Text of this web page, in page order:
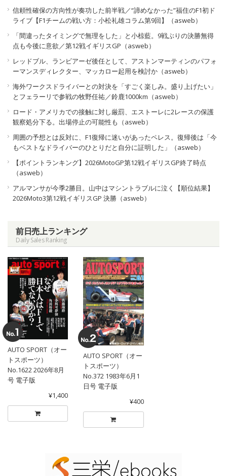
信頼性確保の方向性が奏功した前半戦／“諦めなかった”福住のF1初ド
ライブ【F1チームの戦い方：小松礼雄コラム第9回】（asweb）
「間違ったタイミングで無理をした」と小椋藍。9戦ぶりの決勝無得
点も今後に意欲／第12戦イギリスGP（asweb）
レッドブル、ランビアーゼ後任として、アストンマーティンのパフォ
ーマンスディレクター、マッカロー起用を検討か（asweb）
海外ワークスドライバーとの対決を「すごく楽しみ。盛り上げたい」
とフェラーリで参戦の牧野任祐／鈴鹿1000km（asweb）
ロード・アメリカでの接触に対し厳罰、エストーレに2レースの保護
観察処分下る。出場停止の可能性も（asweb）
周囲の予想とは反対に、F1復帰に迷いがあったペレス。復帰後は「今
もベストなドライバーのひとりだと自分に証明した」（asweb）
【ポイントランキング】2026MotoGP第12戦イギリスGP終了時点
（asweb）
アルマンサが今季2勝目。山中はマシントラブルに泣く【順位結果】
2026Moto3第12戦イギリスGP 決勝（asweb）
前日売上ランキング
Daily Sales Ranking
AUTO SPORT（オー
トスポーツ）
No.1622 2026年8月
号 電子版
¥1,400
AUTO SPORT（オー
トスポーツ）
No.372 1983年6月1
日号 電子版
¥400